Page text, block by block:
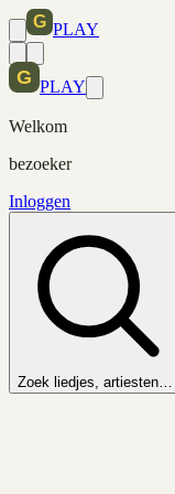
PLAY
PLAY
Welkom
bezoeker
Inloggen
Zoek liedjes, artiesten…